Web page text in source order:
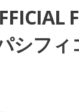
シフィ